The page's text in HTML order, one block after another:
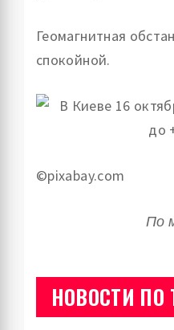
Геомагнитная
спокойной.
©pixabay.com
По
НОВОСТИ ПО